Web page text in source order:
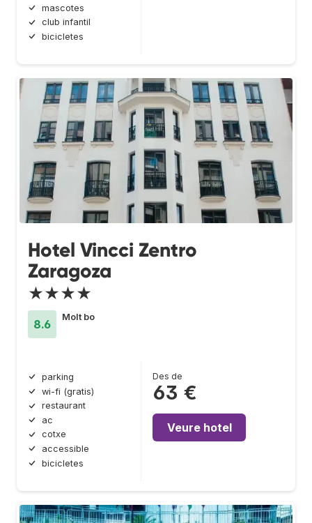
mascotes
club infantil
bicicletes
Hotel Vincci Zentro
Zaragoza
★★★★
8.6
Molt bo
parking
wi-fi (gratis)
restaurant
ac
cotxe
accessible
bicicletes
Des de
63 €
Veure hotel